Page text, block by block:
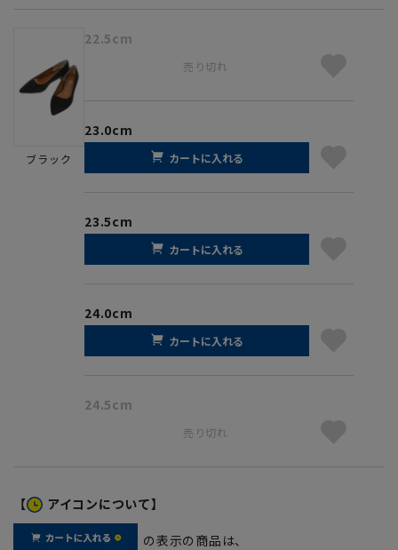
ブラック
22.5cm
売り切れ
23.0cm
カートに入れる
23.5cm
カートに入れる
24.0cm
カートに入れる
24.5cm
売り切れ
【 アイコンについて】
の表示の商品は、